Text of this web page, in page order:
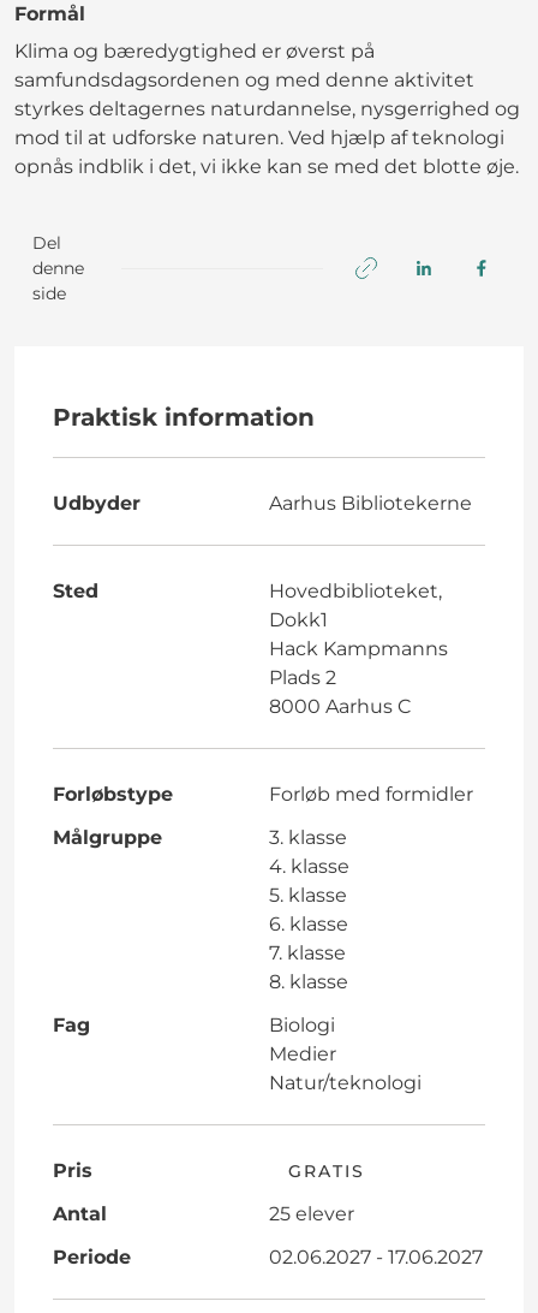
Formål
Klima og bæredygtighed er øverst på
samfundsdagsordenen og med denne aktivitet
styrkes deltagernes naturdannelse, nysgerrighed og
mod til at udforske naturen. Ved hjælp af teknologi
opnås indblik i det, vi ikke kan se med det blotte øje.
Del
denne
side
Praktisk information
Udbyder Aarhus Bibliotekerne
Sted
Hovedbiblioteket,
Dokk1
Hack Kampmanns
Plads 2
8000 Aarhus C
Forløbstype
Forløb med formidler
Målgruppe
3. klasse
4. klasse
5. klasse
6. klasse
7. klasse
8. klasse
Fag
Biologi
Medier
Natur/teknologi
Pris GRATIS
Antal
25 elever
Periode
02.06.2027 - 17.06.2027